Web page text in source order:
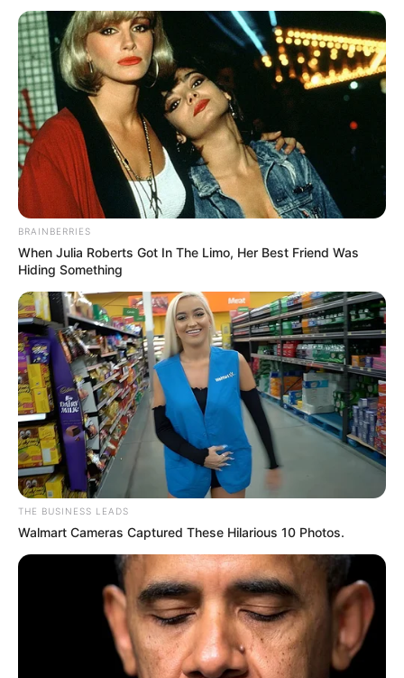
BRAINBERRIES
When Julia Roberts Got In The Limo, Her Best Friend Was
Hiding Something
THE BUSINESS LEADS
Walmart Cameras Captured These Hilarious 10 Photos.